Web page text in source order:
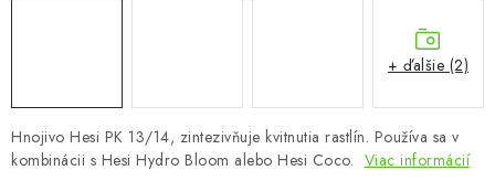
Hnojivo Hesi PK 13/14, zintezivňuje kvitnutia rastlín. Používa sa v
kombinácii s Hesi Hydro Bloom alebo Hesi Coco. Viac informácií
+ ďalšie (2)